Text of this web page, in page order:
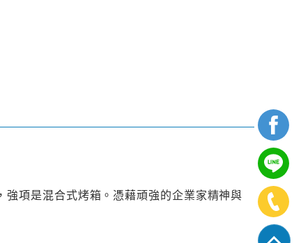
項是混合式烤箱。憑藉頑強的企業家精神與